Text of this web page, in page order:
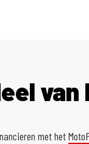
van
met het